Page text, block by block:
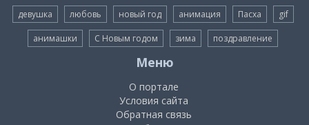
девушка любовь новый год анимация Пасха gif
анимашки С Новым годом зима поздравление
Меню
О портале
Условия сайта
Обратная связь